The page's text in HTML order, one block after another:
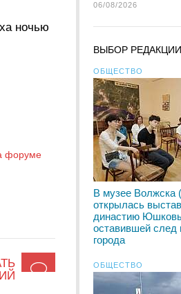
ночью
форуме
06/08/2026
ВЫБОР РЕДАКЦИИ
ОБЩЕСТВО
В музее Волжска
открылась
династию
оставившей след
города
ОБЩЕСТВО